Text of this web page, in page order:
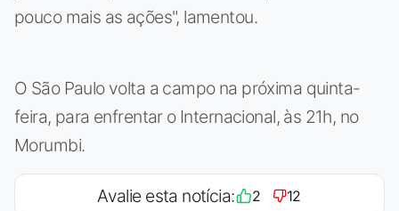
pouco mais as ações", lamentou.
O São Paulo volta a campo na próxima quinta-
feira, para enfrentar o Internacional, às 21h, no
Morumbi.
Avalie esta notícia: 2 12